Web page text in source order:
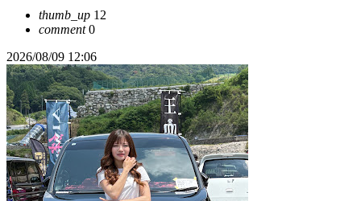
thumb_up 12
comment0
2026/08/09 12:06